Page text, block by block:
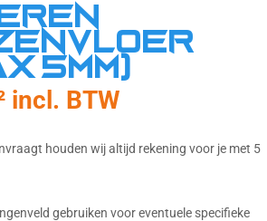
5mm)
incl. BTW
houden wij altijd rekening voor je met 5
gebruiken voor eventuele specifieke